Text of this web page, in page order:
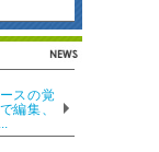
スの覚
編集、